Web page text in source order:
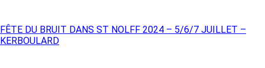
FÊTE DU BRUIT DANS ST NOLFF 2024 – 5/6/7 JUILLET –
KERBOULARD